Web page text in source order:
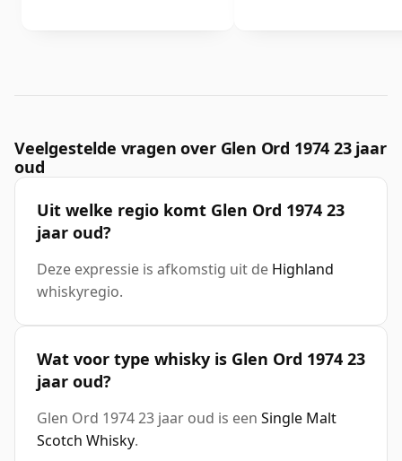
Veelgestelde vragen over Glen Ord 1974 23 jaar
oud
Uit welke regio komt Glen Ord 1974 23
jaar oud?
Deze expressie is afkomstig uit de Highland
whiskyregio.
Wat voor type whisky is Glen Ord 1974 23
jaar oud?
Glen Ord 1974 23 jaar oud is een Single Malt
Scotch Whisky.